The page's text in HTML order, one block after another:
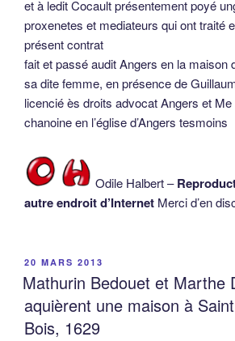
et à ledit Cocault présentement poyé
proxenetes et mediateurs qui ont traité
présent contrat
fait et passé audit Angers en la maison
sa dite femme, en présence de
licencié ès droits advocat Angers et
chanoine en l’église d’Angers tesmoins
Odile Halbert –
autre endroit d’Internet Merci d’en
PUBLIÉ
LE
20 MARS 2013
Mathurin Bedouet et Marthe
aquièrent une maison à
Bois, 1629